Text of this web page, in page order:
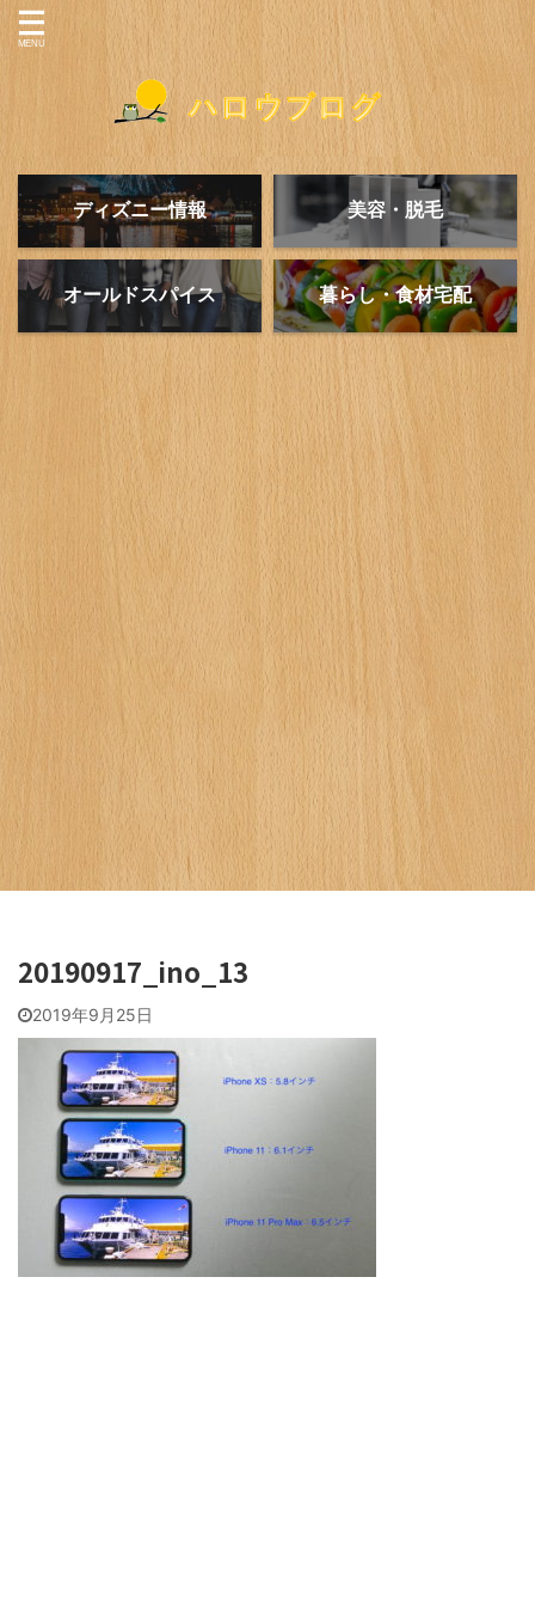
ディズニー情報 美容・脱毛
オールドスパイス 暮らし・食材宅配
20190917_ino_13
2019年9月25日